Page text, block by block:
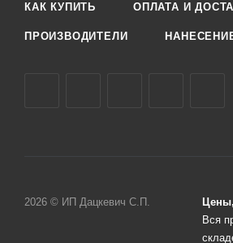
КАК КУПИТЬ ОПЛАТА И
ПРОИЗВОДИТЕЛИ
2026 © ИП Дацкевич С.П.
Вся